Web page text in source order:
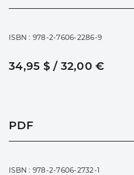
ISBN : 978-2-7606-2286-9
34,95 $ / 32,00 €
PDF
ISBN : 978-2-7606-2732-1